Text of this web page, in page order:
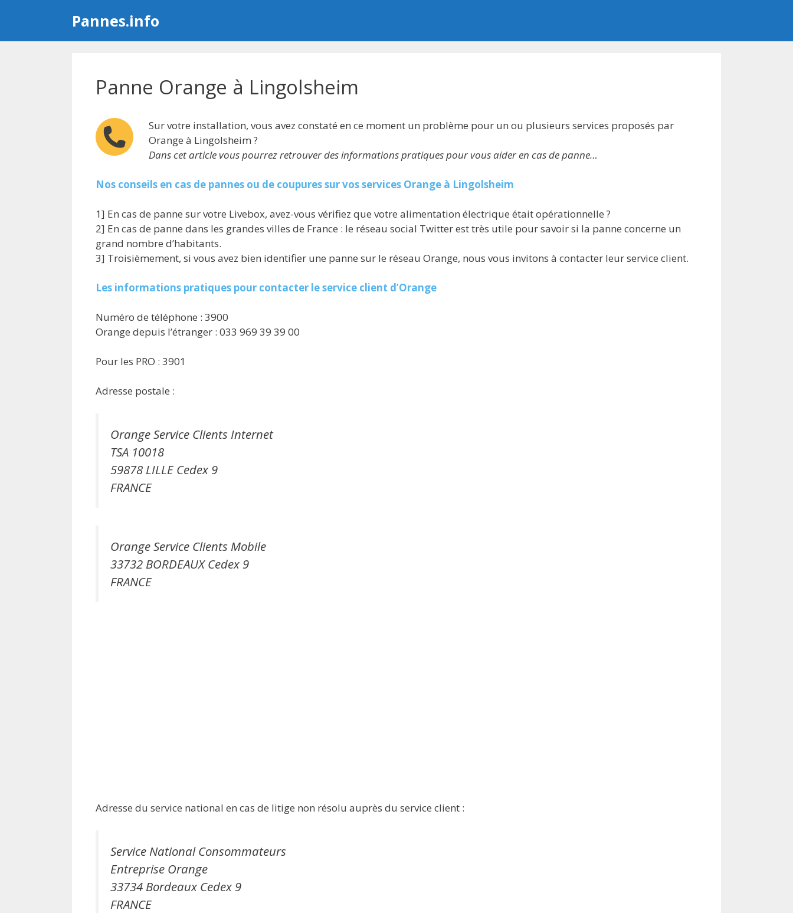
Pannes.info
Panne Orange à Lingolsheim
Sur votre installation, vous avez constaté en ce moment un problème pour un ou plusieurs services proposés par
Orange à Lingolsheim ?
Dans cet article vous pourrez retrouver des informations pratiques pour vous aider en cas de panne…
Nos conseils en cas de pannes ou de coupures sur vos services Orange à Lingolsheim
1] En cas de panne sur votre Livebox, avez-vous vérifiez que votre alimentation électrique était opérationnelle ?
2] En cas de panne dans les grandes villes de France : le réseau social Twitter est très utile pour savoir si la panne concerne un
grand nombre d’habitants.
3] Troisièmement, si vous avez bien identifier une panne sur le réseau Orange, nous vous invitons à contacter leur service client.
Les informations pratiques pour contacter le service client d’Orange
Numéro de téléphone : 3900
Orange depuis l’étranger : 033 969 39 39 00
Pour les PRO : 3901
Adresse postale :
Orange Service Clients Internet
TSA 10018
59878 LILLE Cedex 9
FRANCE
Orange Service Clients Mobile
33732 BORDEAUX Cedex 9
FRANCE
Adresse du service national en cas de litige non résolu auprès du service client :
Service National Consommateurs
Entreprise Orange
33734 Bordeaux Cedex 9
FRANCE